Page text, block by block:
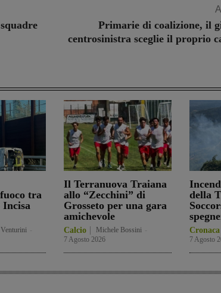
Primarie di coalizione, il
centrosinistra sceglie il proprio
tra
Incisa
Il Terranuova Traiana
allo “Zecchini” di
Grosseto per una gara
amichevole
Calcio Michele Bossini
7 Agosto 2026
della
Cronaca
7 Agosto